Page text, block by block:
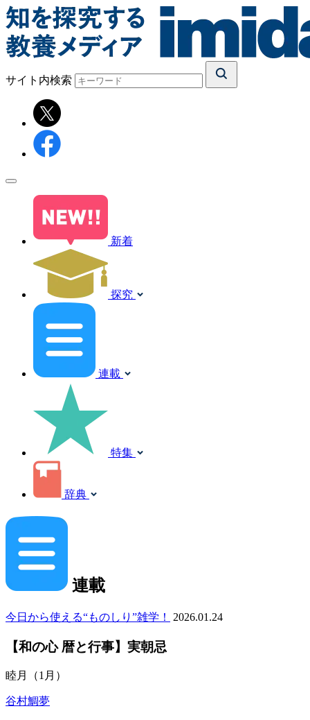
サイト内検索
新着
探究
連載
特集
辞典
連載
今日から使える“ものしり”雑学！ 2026.01.24
【和の心 暦と行事】実朝忌
睦月（1月）
谷村鯛夢